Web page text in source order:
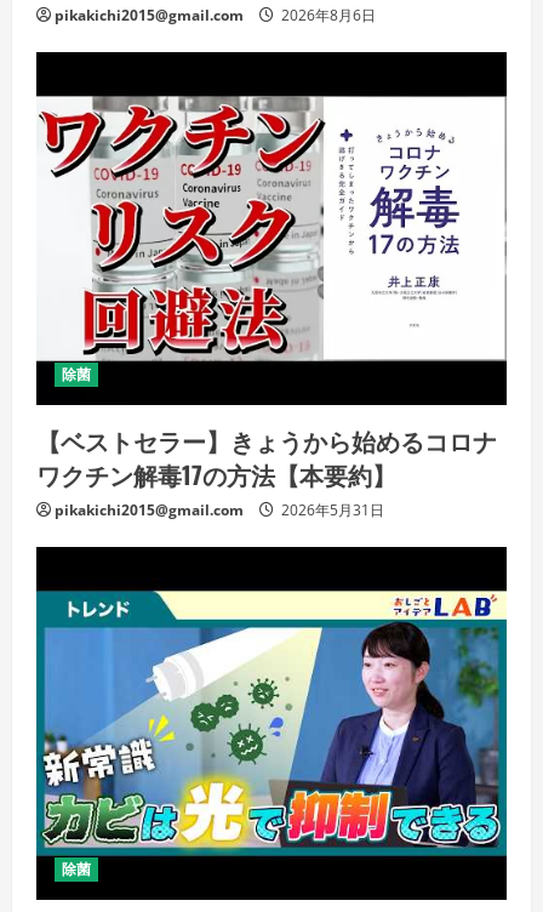
pikakichi2015@gmail.com 2026年8月6日
除菌
【ベストセラー】きょうから始めるコロナ
ワクチン解毒17の方法【本要約】
pikakichi2015@gmail.com 2026年5月31日
除菌